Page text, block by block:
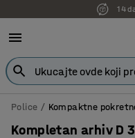
14
Police Kompaktne
Kompletan arhiv D